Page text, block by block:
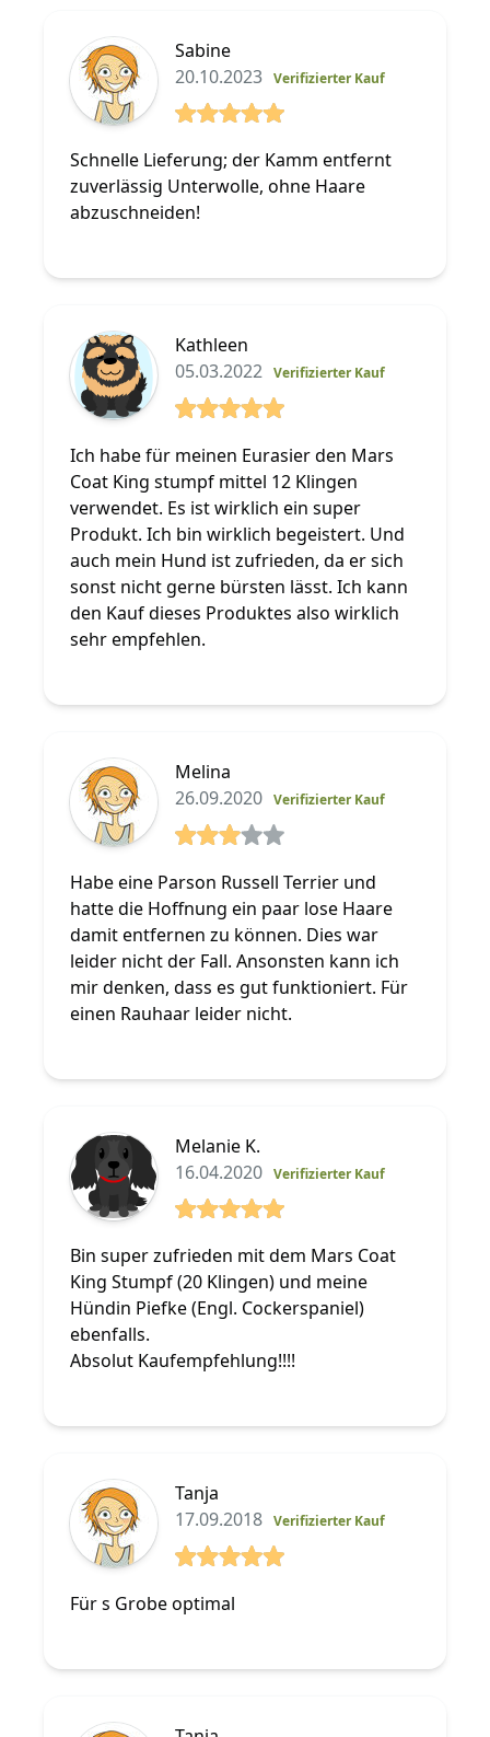
Sabine
20.10.2023 Verifizierter Kauf
Schnelle Lieferung; der Kamm entfernt
zuverlässig Unterwolle, ohne Haare
abzuschneiden!
Kathleen
05.03.2022 Verifizierter Kauf
Ich habe für meinen Eurasier den Mars
Coat King stumpf mittel 12 Klingen
verwendet. Es ist wirklich ein super
Produkt. Ich bin wirklich begeistert. Und
auch mein Hund ist zufrieden, da er sich
sonst nicht gerne bürsten lässt. Ich kann
den Kauf dieses Produktes also wirklich
sehr empfehlen.
Melina
26.09.2020 Verifizierter Kauf
Habe eine Parson Russell Terrier und
hatte die Hoffnung ein paar lose Haare
damit entfernen zu können. Dies war
leider nicht der Fall. Ansonsten kann ich
mir denken, dass es gut funktioniert. Für
einen Rauhaar leider nicht.
Melanie K.
16.04.2020 Verifizierter Kauf
Bin super zufrieden mit dem Mars Coat
King Stumpf (20 Klingen) und meine
Hündin Piefke (Engl. Cockerspaniel)
ebenfalls.
Absolut Kaufempfehlung!!!!
Tanja
17.09.2018 Verifizierter Kauf
Für s Grobe optimal